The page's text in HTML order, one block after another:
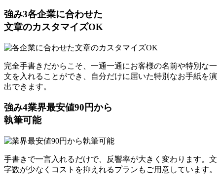
強み3各企業に合わせた
文章のカスタマイズOK
完全手書きだからこそ、一通一通にお客様の名前や特別な一
文を入れることができ、自分だけに届いた特別なお手紙を演
出できます。
強み4業界最安値90円から
執筆可能
手書きで一言入れるだけで、反響率が大きく変わります。文
字数が少なくコストを抑えれるプランもご用意しています。